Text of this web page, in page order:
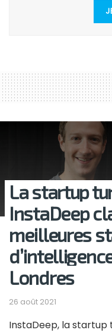
La startup
InstaDeep
meilleures
Londres
26 août 2021
InstaDeep, la startup